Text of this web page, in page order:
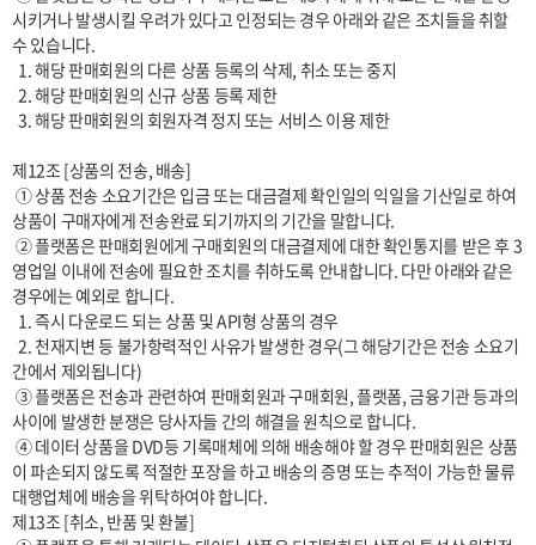
시키거나 발생시킬 우려가 있다고 인정되는 경우 아래와 같은 조치들을 취할
수 있습니다.
  2. 해당 판매회원의 신규 상품 등록 제한
  3. 해당 판매회원의 회원자격 정지 또는 서비스 이용 제한
제12조 [상품의 전송, 배송]
상품이 구매자에게 전송완료 되기까지의 기간을 말합니다.
영업일 이내에 전송에 필요한 조치를 취하도록 안내합니다. 다만 아래와 같은
경우에는 예외로 합니다.
  2. 천재지변 등 불가항력적인 사유가 발생한 경우(그 해당기간은 전송 소요기
간에서 제외됩니다)
사이에 발생한 분쟁은 당사자들 간의 해결을 원칙으로 합니다.
이 파손되지 않도록 적절한 포장을 하고 배송의 증명 또는 추적이 가능한 물류
대행업체에 배송을 위탁하여야 합니다.
제13조 [취소, 반품 및 환불]